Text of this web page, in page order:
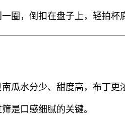
圈，倒扣在盘子上，轻拍杯
瓜水分少、甜度高，布丁更
是口感细腻的关键。